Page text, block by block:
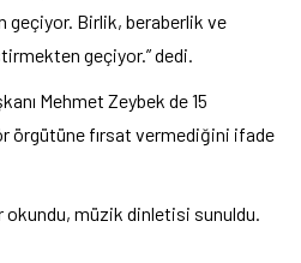
geçiyor. Birlik, beraberlik ve
geçiyor.” dedi.
Mehmet Zeybek de 15
örgütüne fırsat vermediğini ifade
okundu, müzik dinletisi sunuldu.